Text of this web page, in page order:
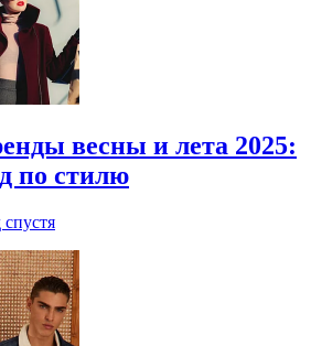
весны и лета 2025:
по стилю
спустя